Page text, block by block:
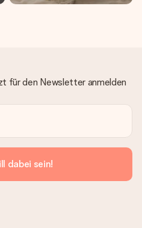
für den Newsletter anmelden
dabei sein!